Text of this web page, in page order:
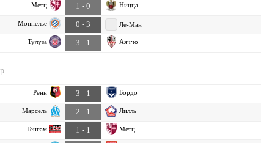
Метц 1 - 0 Ницца
Монпелье 0 - 3 Ле-Ман
Тулуза 3 - 1 Аяччо
Ренн 3 - 1 Бордо
Марсель 2 - 1 Лилль
Генгам 1 - 1 Метц